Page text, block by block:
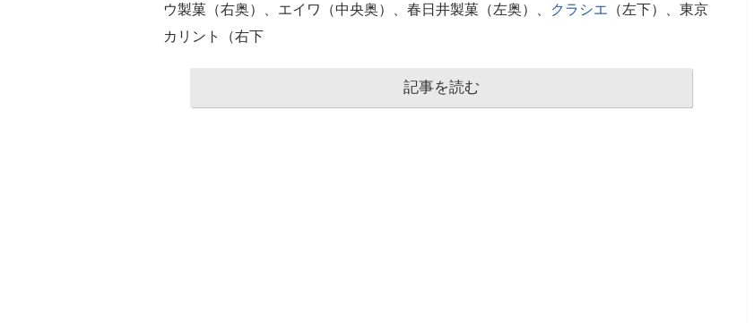
ウ製菓（右奥）、エイワ（中央奥）、春日井製菓（左奥）、
クラシエ （左下）、東京
カリント（右下
記事を読む